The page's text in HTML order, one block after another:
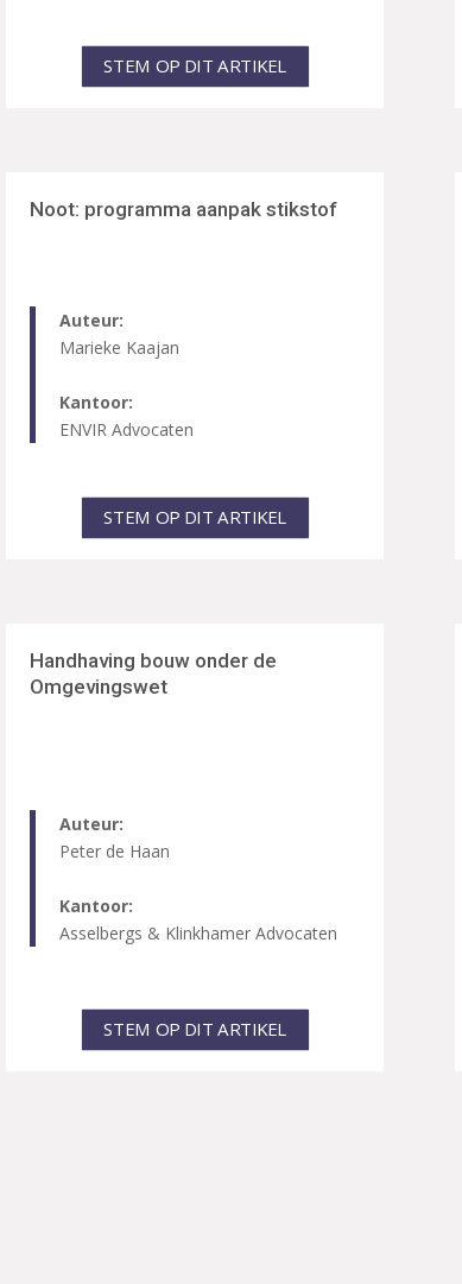
STEM OP DIT ARTIKEL
Noot: programma aanpak stikstof
Auteur:
Marieke Kaajan
Kantoor:
ENVIR Advocaten
STEM OP DIT ARTIKEL
Handhaving bouw onder de
Omgevingswet
Auteur:
Peter de Haan
Kantoor:
Asselbergs & Klinkhamer Advocaten
STEM OP DIT ARTIKEL